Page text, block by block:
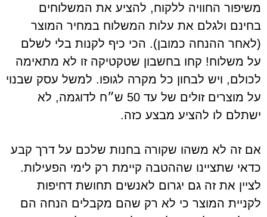
משיפור החוויה ללקוח, להציע את המשלוחים
בחינם ולגלם את עלות המשלוח במחיר המוצר
(לאחר ההנחה כמובן). הכי כיף לקנות בלי לשלם
על משלוח! קחו בחשבון שטקטיקה זו לא מתאימה
לכולם, ויש לבחון כל מקרה לגופו. למשל עסק שבנוי
על מוצרים זולים של עד 50 ש״ח לדוגמה, לא
ישתלם לו להציע מבצע כזה.
אם זה לא משהו שקורה בחנות שלכם על דרך קבע
כדאי שתציינו שההטבה קיימת רק לימי הפעילות.
לציין את זה גם יגרום לאנשים תחושת דחיפות
לקניית המוצר כי לא רק שהם מקבלים הנחה הם